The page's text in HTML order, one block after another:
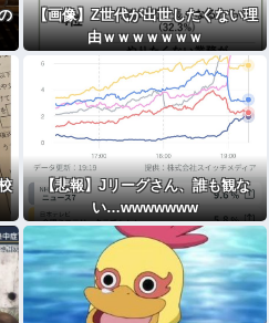
【画像】Z世代が出世したくない理
由ｗｗｗｗｗｗｗ
【悲報】Jリーグさん、誰も観な
い…wwwwwww